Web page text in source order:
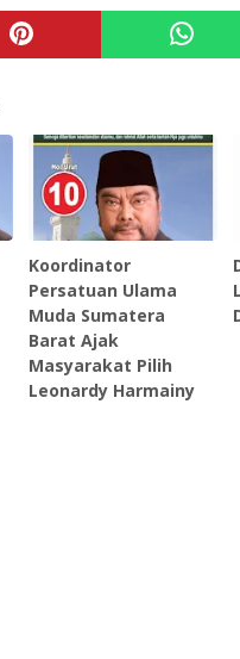
Koordinator
Persatuan Ulama
Muda Sumatera
Barat Ajak
Masyarakat Pilih
Leonardy Harmainy